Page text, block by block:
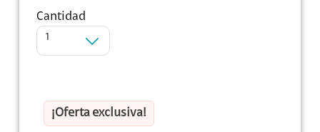
Cantidad
1
¡Oferta exclusiva!